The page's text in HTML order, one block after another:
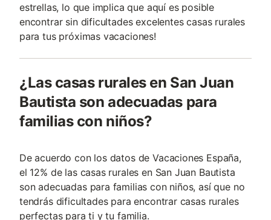
estrellas, lo que implica que aquí es posible
encontrar sin dificultades excelentes casas rurales
para tus próximas vacaciones!
¿Las casas rurales en San Juan
Bautista son adecuadas para
familias con niños?
De acuerdo con los datos de Vacaciones España,
el 12% de las casas rurales en San Juan Bautista
son adecuadas para familias con niños, así que no
tendrás dificultades para encontrar casas rurales
perfectas para ti y tu familia.